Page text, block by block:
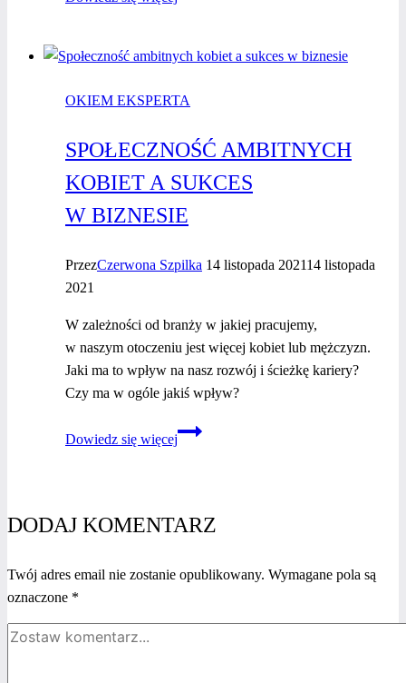
kobiety
OKIEM EKSPERTA
SPOŁECZNOŚĆ AMBITNYCH
KOBIET A SUKCES
W BIZNESIE
PrzezCzerwona Szpilka 14 listopada 202114 listopada
2021
W zależności od branży w jakiej pracujemy,
w naszym otoczeniu jest więcej kobiet lub mężczyzn.
Jaki ma to wpływ na nasz rozwój i ścieżkę kariery?
Czy ma w ogóle jakiś wpływ?
Dowiedz się więcej
Społeczność
w biznesie
DODAJ KOMENTARZ
Twój adres email nie zostanie opublikowany. Wymagane pola są
oznaczone *